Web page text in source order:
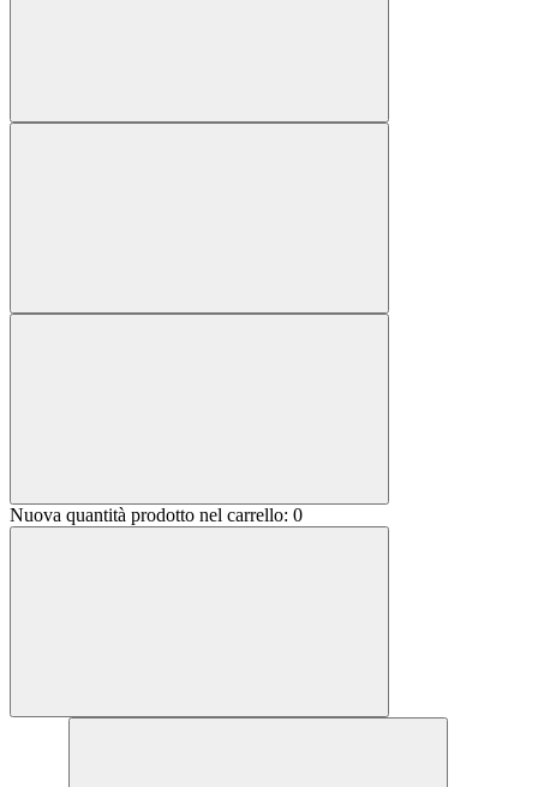
Nuova quantità prodotto nel carrello: 0